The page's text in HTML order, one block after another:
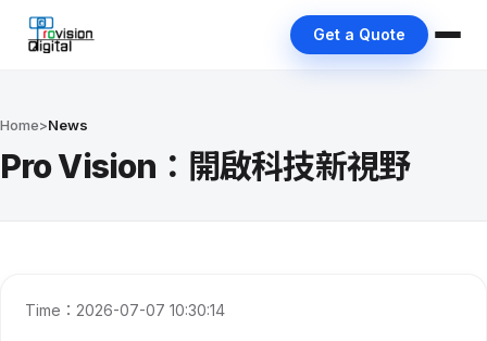
Get a Quote
Home>News
Pro Vision：開啟科技新視野
Time：2026-07-07 10:30:14